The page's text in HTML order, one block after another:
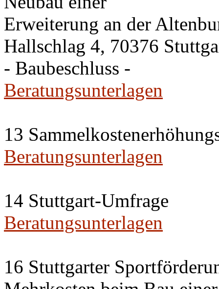
Erweiterung an der
Hallschlag 4, 70376
- Baubeschluss -
Beratungsunterlagen
13
Beratungsunterlagen
14 Stuttgart-Umfrage
Beratungsunterlagen
16 Stuttgarter